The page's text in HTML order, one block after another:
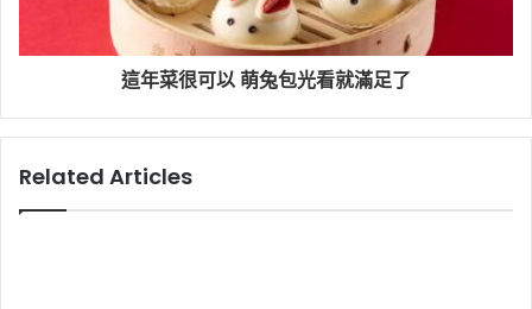
這年菜很可以 萌兔包光看就滿足了
Related Articles